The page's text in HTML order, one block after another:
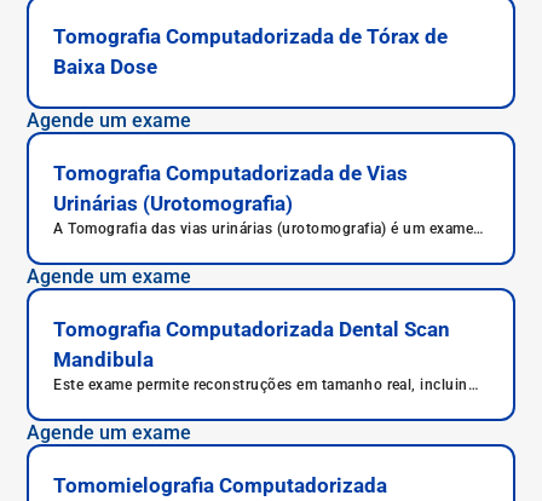
Tomografia Computadorizada de Tórax de
Baixa Dose
Agende um exame
Tomografia Computadorizada de Vias
Urinárias (Urotomografia)
A Tomografia das vias urinárias (urotomografia) é um exame
diagnosticar cálculos, tumores e malformações.
Agende um exame
Tomografia Computadorizada Dental Scan
Mandibula
Este exame permite reconstruções em tamanho real, incluindo
Agende um exame
Tomomielografia Computadorizada